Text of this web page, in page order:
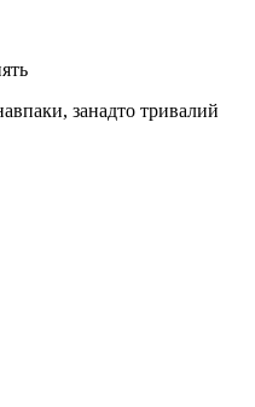
занадто тривалий